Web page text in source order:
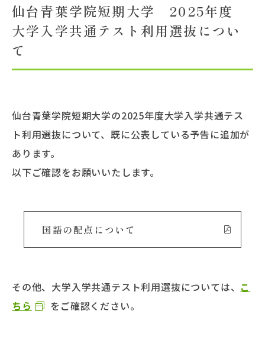
大学概要
北杜学園設置校
仙台青葉学院短期大学 2025年度
大学入学共通テスト利用選抜につい
て
仙台青葉学院短期大学の2025年度大学入学共通テス
ト利用選抜について、既に公表している予告に追加が
あります。
以下ご確認をお願いいたします。
国語の配点について
その他、大学入学共通テスト利用選抜については、 こ
ちら
をご確認ください。